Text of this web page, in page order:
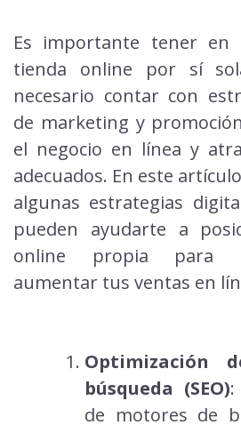
Es importante tener en
tienda online por sí
necesario contar con
de marketing y
el negocio en línea y
adecuados. En este
algunas estrategias
pueden ayudarte a
online propia para
aumentar tus ventas en
Optimización
búsqueda (SEO):
de motores de